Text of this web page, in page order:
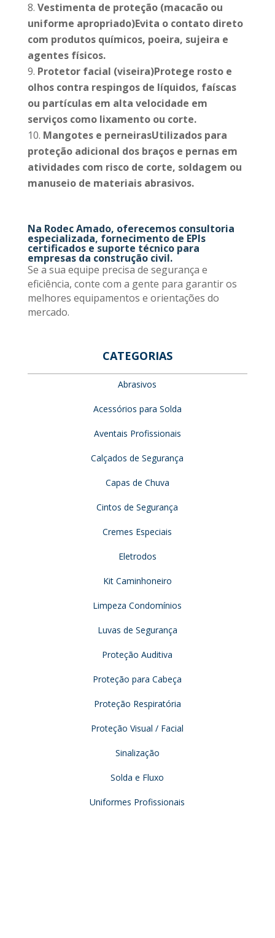
Vestimenta de proteção (macacão ou
uniforme apropriado)Evita o contato direto
com produtos químicos, poeira, sujeira e
agentes físicos.
Protetor facial (viseira)Protege rosto e
olhos contra respingos de líquidos, faíscas
ou partículas em alta velocidade em
serviços como lixamento ou corte.
Mangotes e perneirasUtilizados para
proteção adicional dos braços e pernas em
atividades com risco de corte, soldagem ou
manuseio de materiais abrasivos.
Na Rodec Amado, oferecemos consultoria
especializada, fornecimento de EPIs
certificados e suporte técnico para
empresas da construção civil.
Se a sua equipe precisa de segurança e
eficiência, conte com a gente para garantir os
melhores equipamentos e orientações do
mercado.
CATEGORIAS
Abrasivos
Acessórios para Solda
Aventais Profissionais
Calçados de Segurança
Capas de Chuva
Cintos de Segurança
Cremes Especiais
Eletrodos
Kit Caminhoneiro
Limpeza Condomínios
Luvas de Segurança
Proteção Auditiva
Proteção para Cabeça
Proteção Respiratória
Proteção Visual / Facial
Sinalização
Solda e Fluxo
Uniformes Profissionais